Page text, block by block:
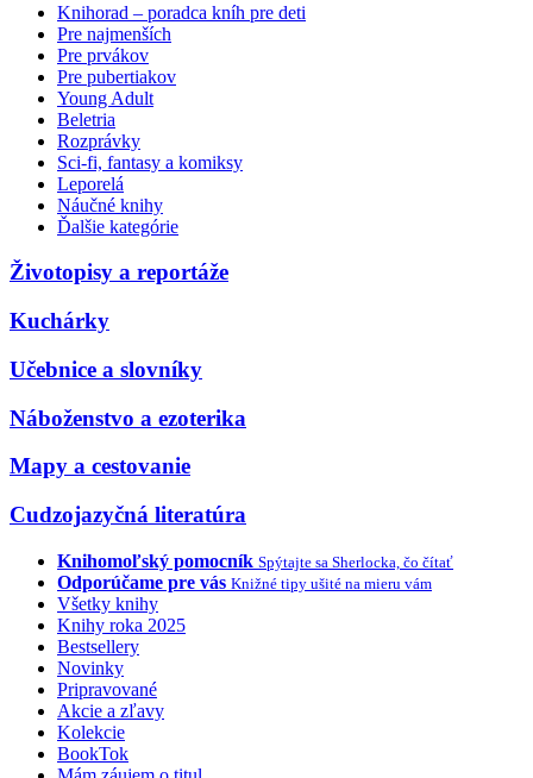
Knihorad – poradca kníh pre deti
Pre najmenších
Pre prvákov
Pre pubertiakov
Young Adult
Beletria
Rozprávky
Sci-fi, fantasy a komiksy
Leporelá
Náučné knihy
Ďalšie kategórie
Životopisy a reportáže
Kuchárky
Učebnice a slovníky
Náboženstvo a ezoterika
Mapy a cestovanie
Cudzojazyčná literatúra
Knihomoľský pomocník Spýtajte sa Sherlocka, čo čítať
Odporúčame pre vás Knižné tipy ušité na mieru vám
Všetky knihy
Knihy roka 2025
Bestsellery
Novinky
Pripravované
Akcie a zľavy
Kolekcie
BookTok